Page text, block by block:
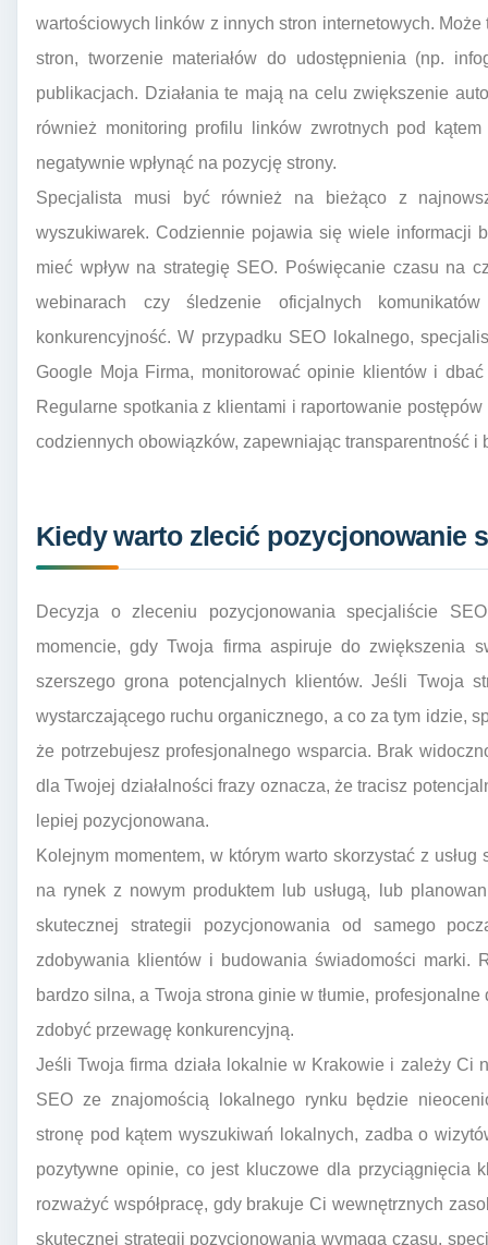
wartościowych linków z innych stron internetowych.
stron, tworzenie materiałów do udostępnienia (np.
publikacjach. Działania te mają na celu zwiększenie
również monitoring profilu linków zwrotnych pod
negatywnie wpłynąć na pozycję strony.
Specjalista musi być również na bieżąco z
wyszukiwarek. Codziennie pojawia się wiele informacji
mieć wpływ na strategię SEO. Poświęcanie czasu na
webinarach czy śledzenie oficjalnych
konkurencyjność. W przypadku SEO lokalnego,
Google Moja Firma, monitorować opinie klientów i
Regularne spotkania z klientami i raportowanie
codziennych obowiązków, zapewniając transparentność i
Kiedy warto zlecić pozycjonowanie
Decyzja o zleceniu pozycjonowania specjaliście
momencie, gdy Twoja firma aspiruje do zwiększenia
szerszego grona potencjalnych klientów. Jeśli Twoja
wystarczającego ruchu organicznego, a co za tym idzie,
że potrzebujesz profesjonalnego wsparcia. Brak
dla Twojej działalności frazy oznacza, że tracisz
lepiej pozycjonowana.
Kolejnym momentem, w którym warto skorzystać z
na rynek z nowym produktem lub usługą, lub
skutecznej strategii pozycjonowania od samego
zdobywania klientów i budowania świadomości marki.
bardzo silna, a Twoja strona ginie w tłumie,
zdobyć przewagę konkurencyjną.
Jeśli Twoja firma działa lokalnie w Krakowie i zależy Ci
SEO ze znajomością lokalnego rynku będzie
stronę pod kątem wyszukiwań lokalnych, zadba o
pozytywne opinie, co jest kluczowe dla przyciągnięcia
rozważyć współpracę, gdy brakuje Ci wewnętrznych
skutecznej strategii pozycjonowania wymaga czasu,